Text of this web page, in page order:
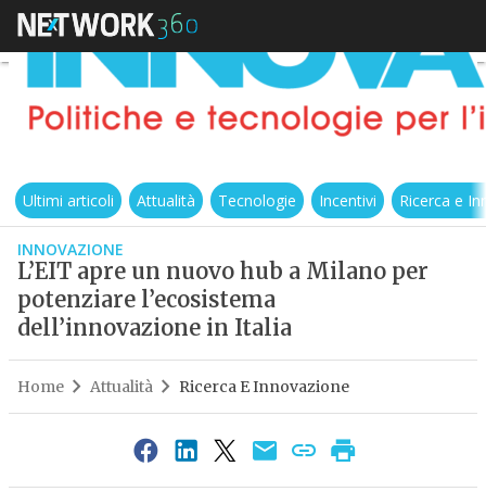
Ultimi articoli Attualità Tecnologie Incentivi Ricerca e
INNOVAZIONE
L’EIT apre un nuovo hub a Milano per
potenziare l’ecosistema
dell’innovazione in Italia
Home Attualità Ricerca E Innovazione